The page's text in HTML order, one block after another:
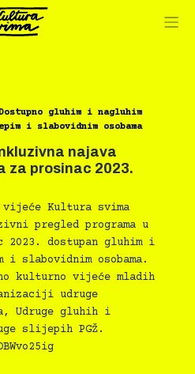
gluhim i nagluhim
i slabovidnim osobama
najava
za prosinac 2023.
Kultura svima
pregled programa u
2023. dostupan gluhim i
slabovidnim osobama.
kulturno vijeće mladih
udruge
Udruge gluhih i
slijepih PGŽ.